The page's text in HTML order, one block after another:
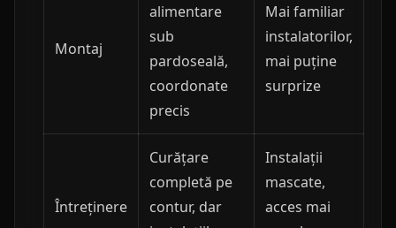
Montaj
alimentare
sub
pardoseală,
coordonate
precis
Mai familiar
instalatorilor,
mai puține
surprize
Întreținere
Curățare
completă pe
contur, dar
Instalații
mascate,
acces mai